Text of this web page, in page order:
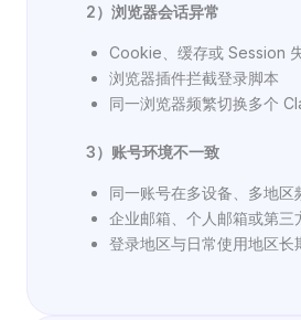
2）浏览器会话异常
Cookie、缓存或 Session
浏览器插件拦截登录脚本
同一浏览器频繁切换多个
3）账号环境不一致
同一账号在多设备、多地区
企业邮箱、个人邮箱或第三
登录地区与日常使用地区长